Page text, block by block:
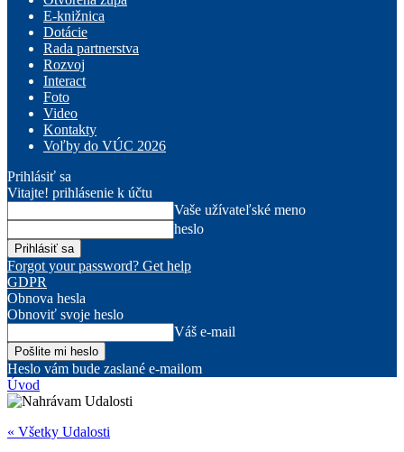
E-knižnica
Dotácie
Rada partnerstva
Rozvoj
Interact
Foto
Video
Kontakty
Voľby do VÚC 2026
Prihlásiť sa
Vitajte! prihlásenie k účtu
Vaše užívateľské meno
heslo
Forgot your password? Get help
GDPR
Obnova hesla
Obnoviť svoje heslo
Váš e-mail
Heslo vám bude zaslané e-mailom
Úvod
« Všetky Udalosti